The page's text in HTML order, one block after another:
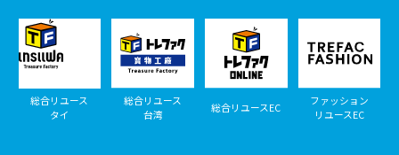
総合リユース
タイ
総合リユース
台湾
総合リユースEC
ファッション
リユースEC